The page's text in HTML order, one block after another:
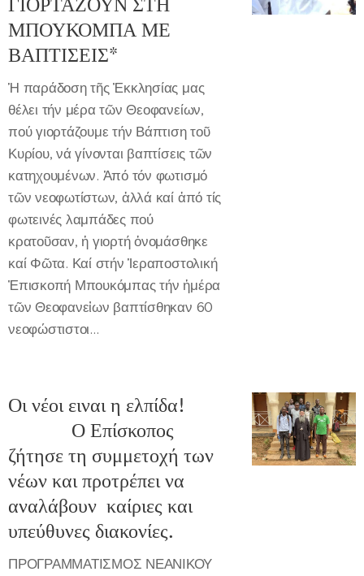
ΜΠΟΥΚΟΜΠΑ ΜΕ
ΒΑΠΤΙΣΕΙΣ*
Ἡ παράδοση τῆς Ἐκκλησίας μας
θέλει τήν μέρα τῶν Θεοφανείων,
πού γιορτάζουμε τήν Βάπτιση τοῦ
Κυρίου, νά γίνονται βαπτίσεις τῶν
κατηχουμένων. Ἀπό τόν φωτισμό
τῶν νεοφωτίστων, ἀλλά καί ἀπό τίς
φωτεινές λαμπάδες πού
κρατοῦσαν, ἡ γιορτή ὀνομάσθηκε
καί Φῶτα. Καί στήν Ἱεραποστολική
Ἐπισκοπή Μπουκόμπας τήν ἡμέρα
τῶν Θεοφανεἰων βαπτίσθηκαν 60
νεοφώστιστοι...
Οι νέοι ειναι η ελπίδα!
Ο Επίσκοπος
ζήτησε τη συμμετοχή των
νέων και προτρέπει να
αναλάβουν καίριες και
υπεύθυνες διακονίες.
ΠΡΟΓΡΑΜΜΑΤΙΣΜΟΣ ΝΕΑΝΙΚΟΥ